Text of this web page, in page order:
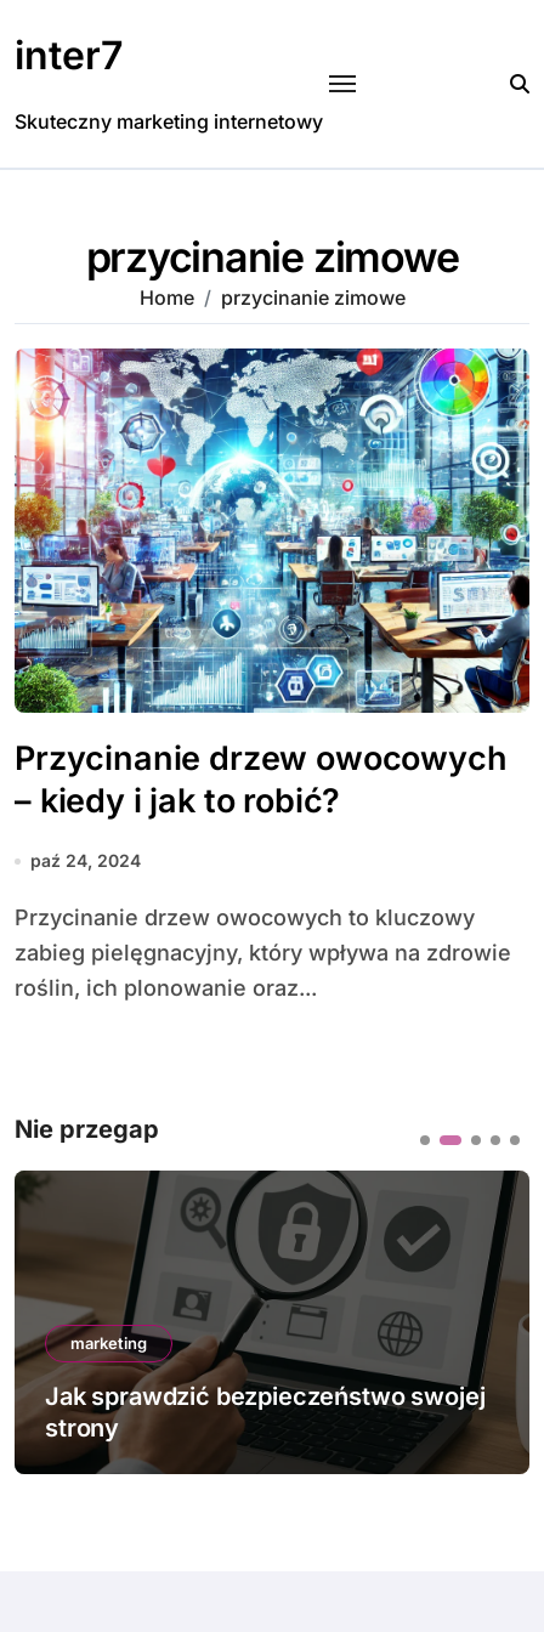
to
content
inter7
Skuteczny marketing internetowy
przycinanie zimowe
Home przycinanie zimowe
Przycinanie drzew owocowych
– kiedy i jak to robić?
paź 24, 2024
Przycinanie drzew owocowych to kluczowy
zabieg pielęgnacyjny, który wpływa na zdrowie
roślin, ich plonowanie oraz...
Nie przegap
marketing
Jak sprawdzić bezpieczeństwo swojej
strony